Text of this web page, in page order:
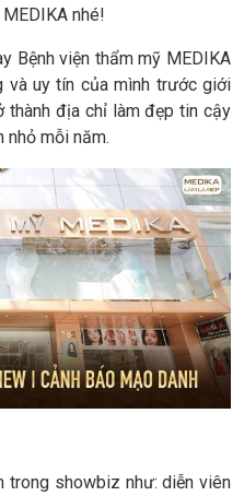
nhé!
Bệnh viện thẩm mỹ MEDIKA
uy tín của mình trước giới
thành địa chỉ làm đẹp tin cậy
nhỏ mỗi năm.
trong showbiz như: diễn viên